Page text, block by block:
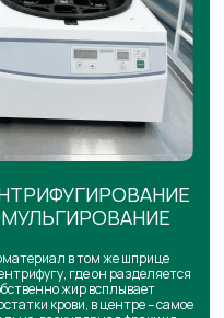
в том же шприце
где он разделяется
жир всплывает
крови, в центре – самое